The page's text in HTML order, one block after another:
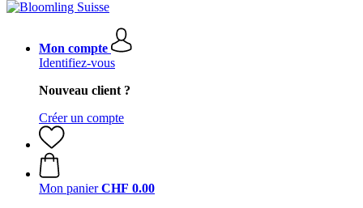
Mon compte
Identifiez-vous
Nouveau client ?
Créer un compte
Mon panier CHF 0.00